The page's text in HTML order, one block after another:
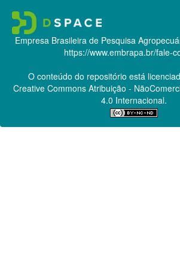
Empresa Brasileira de Pesquisa
https://www.embrapa.br/fale-
O conteúdo do repositório está
Creative CommonsAtribuição -
4.0 Internacional.